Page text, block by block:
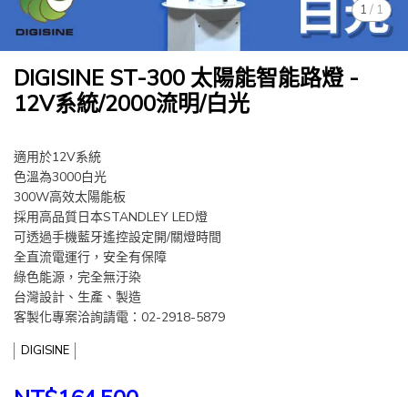
1 / 1
DIGISINE ST-300 太陽能智能路燈 -
12V系統/2000流明/白光
適用於12V系統
色溫為3000白光
300W高效太陽能板
採用高品質日本STANDLEY LED燈
可透過手機藍牙遙控設定開/關燈時間
全直流電運行，安全有保障
綠色能源，完全無汙染
台灣設計、生產、製造
客製化專案洽詢請電：02-2918-5879
DIGISINE